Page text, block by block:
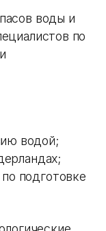
воды и
по
водой;
подготовке